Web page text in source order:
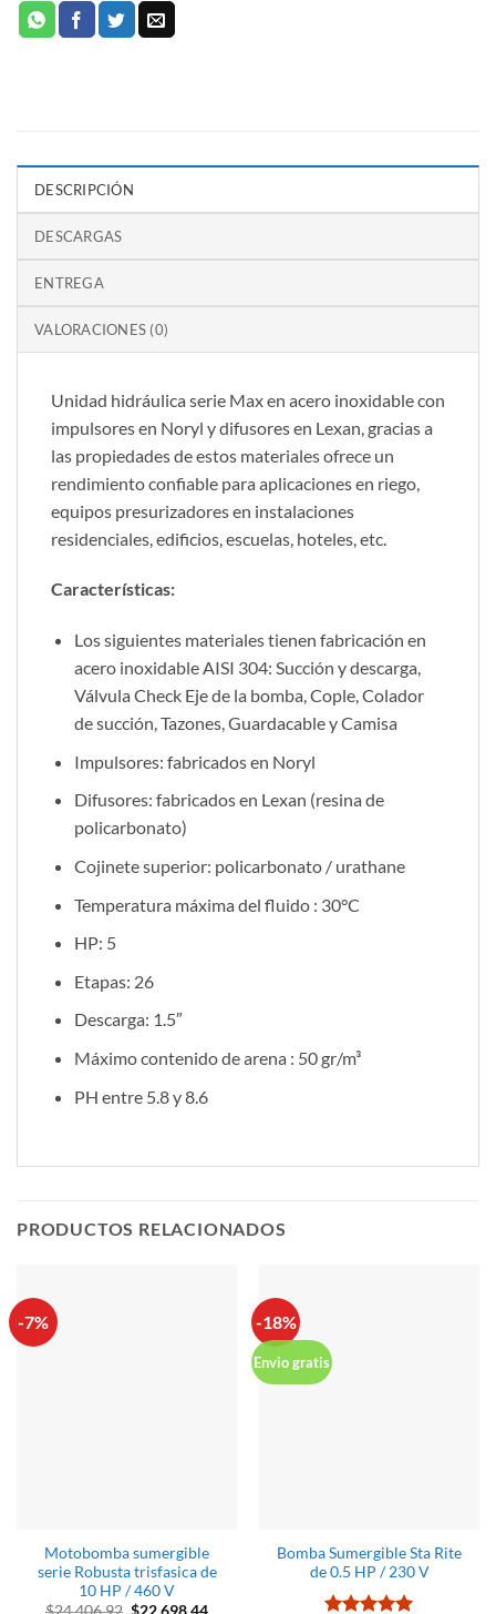
DESCRIPCIÓN
DESCARGAS
ENTREGA
VALORACIONES (0)
Unidad hidráulica serie Max en acero inoxidable con
impulsores en Noryl y difusores en Lexan, gracias a
las propiedades de estos materiales ofrece un
rendimiento confiable para aplicaciones en riego,
equipos presurizadores en instalaciones
residenciales, edificios, escuelas, hoteles, etc.
Características:
Los siguientes materiales tienen fabricación en
acero inoxidable AISI 304: Succión y descarga,
Válvula Check Eje de la bomba, Cople, Colador
de succión, Tazones, Guardacable y Camisa
Impulsores: fabricados en Noryl
Difusores: fabricados en Lexan (resina de
policarbonato)
Cojinete superior: policarbonato / urathane
Temperatura máxima del fluido : 30°C
HP: 5
Etapas: 26
Descarga: 1.5″
Máximo contenido de arena : 50 gr/m³
PH entre 5.8 y 8.6
PRODUCTOS RELACIONADOS
-7%
Motobomba sumergible
serie Robusta trisfasica de
10 HP / 460 V
El El
-18%
Envio gratis
Bomba Sumergible Sta Rite
de 0.5 HP / 230 V